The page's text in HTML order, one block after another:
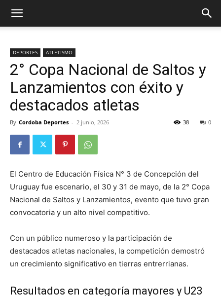
DEPORTES ATLETISMO
2° Copa Nacional de Saltos y
Lanzamientos con éxito y
destacados atletas
By Cordoba Deportes - 2 junio, 2026 0
38
El Centro de Educación Física N° 3 de Concepción del
Uruguay fue escenario, el 30 y 31 de mayo, de la 2° Copa
Nacional de Saltos y Lanzamientos, evento que tuvo gran
convocatoria y un alto nivel competitivo.
Con un público numeroso y la participación de
destacados atletas nacionales, la competición demostró
un crecimiento significativo en tierras entrerrianas.
Resultados en categoría mayores y U23